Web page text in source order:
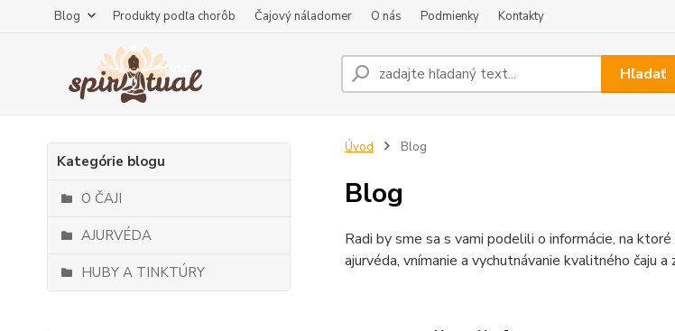
Blog Produkty podľa chorôb Čajový náladomer O nás Podmienky Kontakty
Hľadať
Kategórie blogu
O ČAJI
AJURVÉDA
HUBY A TINKTÚRY
Úvod Blog
Blog
Radi by sme sa s vami podelili o informácie, na
ajurvéda, vnímanie a vychutnávanie kvalitného čaju